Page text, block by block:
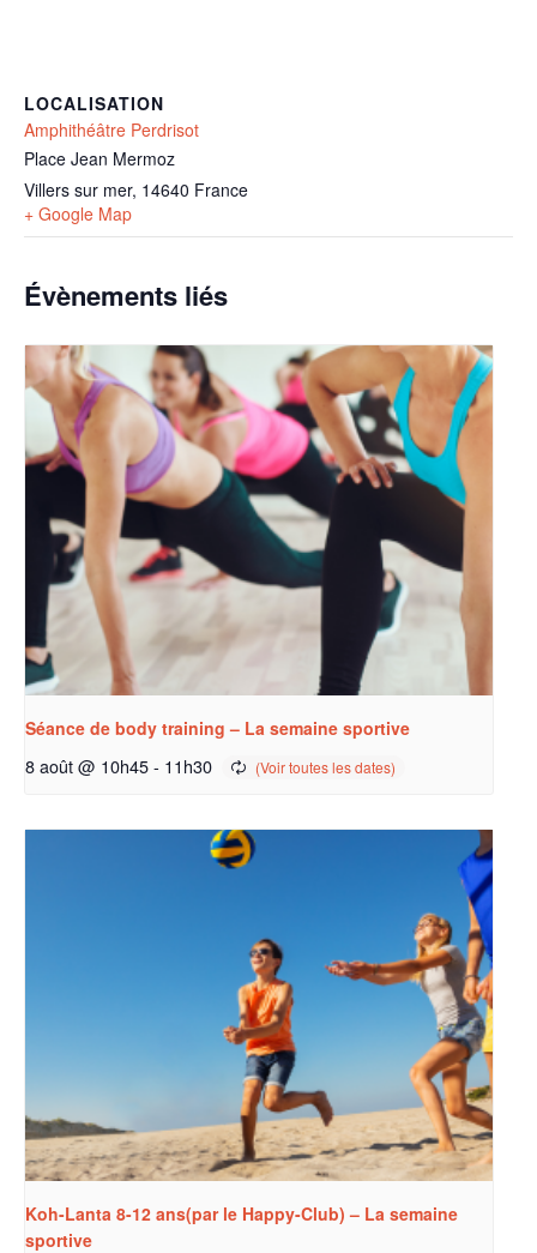
LOCALISATION
Amphithéâtre Perdrisot
Place Jean Mermoz
Villers sur mer, 14640 France
+ Google Map
Évènements liés
Séance de body training – La semaine sportive
8 août @ 10h45- 11h30
Koh-Lanta 8-12 ans(par le Happy-Club) – La semaine
sportive